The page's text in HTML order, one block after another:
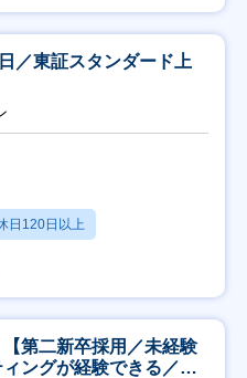
／東証スタンダード上
日120日以上
第二新卒採用／未経験
ングが経験できる／研